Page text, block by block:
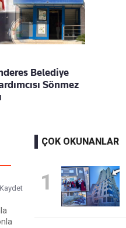
Belediye
Sönmez
Kaydet
ÇOK OKUNANLAR
1